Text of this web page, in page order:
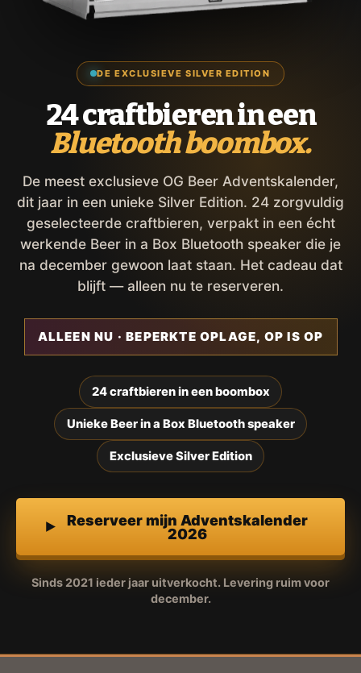
DE EXCLUSIEVE SILVER EDITION
24 craftbieren in een
Bluetooth boombox.
De meest exclusieve OG Beer Adventskalender,
dit jaar in een unieke Silver Edition. 24 zorgvuldig
geselecteerde craftbieren, verpakt in een écht
werkende Beer in a Box Bluetooth speaker die je
na december gewoon laat staan. Het cadeau dat
blijft — alleen nu te reserveren.
ALLEEN NU · BEPERKTE OPLAGE, OP IS OP
24 craftbieren in een boombox
Unieke Beer in a Box Bluetooth speaker
Exclusieve Silver Edition
Reserveer mijn Adventskalender
2026
Sinds 2021 ieder jaar uitverkocht. Levering ruim voor
december.